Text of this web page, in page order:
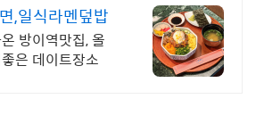
,일식라멘덮밥
방이역맛집, 올
은 데이트장소